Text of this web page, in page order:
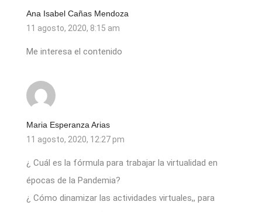
Ana Isabel Cañas Mendoza
11 agosto, 2020, 8:15 am
Me interesa el contenido
Maria Esperanza Arias
11 agosto, 2020, 12:27 pm
¿ Cuál es la fórmula para trabajar la virtualidad en
épocas de la Pandemia?
¿ Cómo dinamizar las actividades virtuales,, para